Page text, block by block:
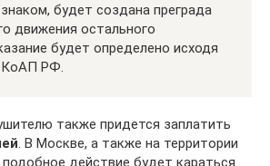
будет создана преграда
движения остального
будет определено исходя
КоАП РФ.
также придется заплатить
. В Москве, а также на территории
действие будет караться